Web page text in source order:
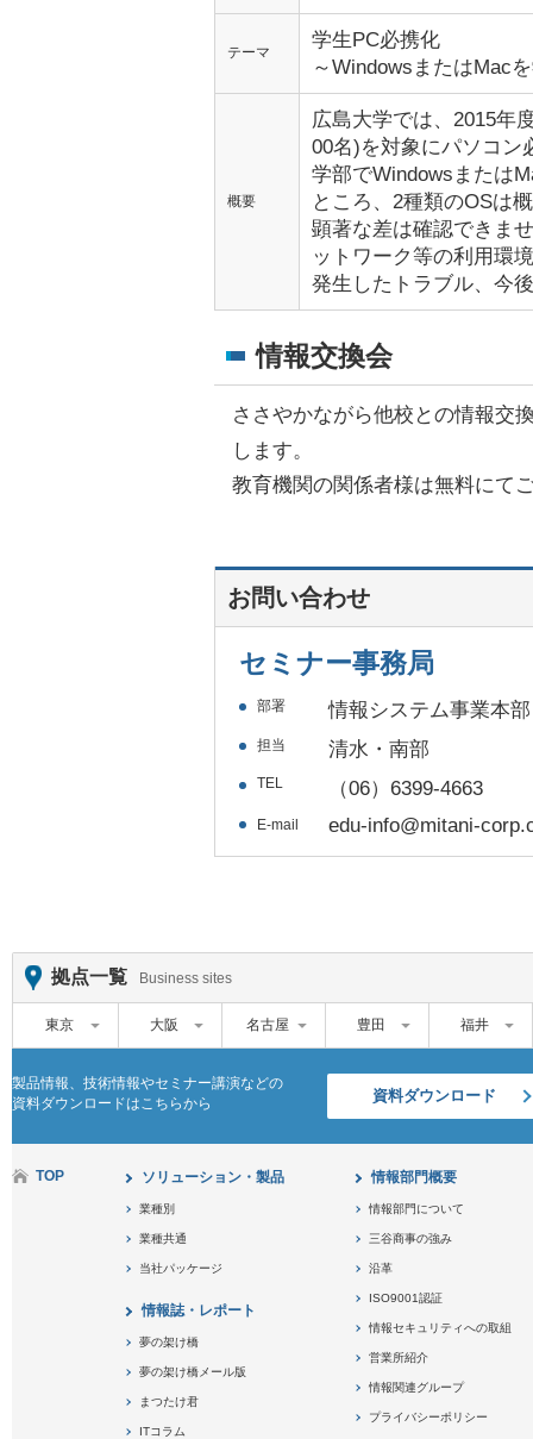
テーマ
学生PC必携化
～WindowsまたはMac
概要
広島大学では、2015年
00名)を対象にパソコン
学部でWindowsまたは
ところ、2種類のOSは
顕著な差は確認できま
ットワーク等の利用環
発生したトラブル、今
情報交換会
ささやかながら他校との情報交
します。
教育機関の関係者様は無料にて
お問い合わせ
セミナー事務局
部署 情報システム事業本
担当 清水・南部
TEL （06）6399-4663
E-mail edu-info@mitani-
拠点一覧 Business sites
東京 大阪 名古屋 豊田 福井
製品情報、技術情報やセミナー講演などの
資料ダウンロードはこちらから
資料ダウンロード
TOP ソリューション・製品
業種別
業種共通
当社パッケージ
情報誌・レポート
夢の架け橋
夢の架け橋メール版
まつたけ君
ITコラム
情報部門概要
情報部門について
三谷商事の強み
沿革
ISO9001認証
情報セキュリティへの取組
営業所紹介
情報関連グループ
プライバシーポリシー